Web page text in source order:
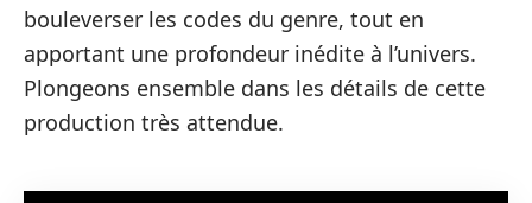
bouleverser les codes du genre, tout en
apportant une profondeur inédite à l’univers.
Plongeons ensemble dans les détails de cette
production très attendue.